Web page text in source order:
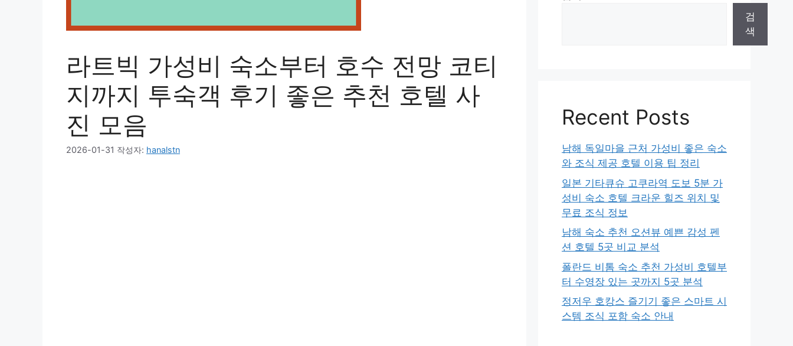
라트빅 가성비 숙소부터 호수 전망 코티
지까지 투숙객 후기 좋은 추천 호텔 사
진 모음
2026-01-31 작성자: hanalstn
검
색
Recent Posts
남해 독일마을 근처 가성비 좋은 숙소
와 조식 제공 호텔 이용 팁 정리
일본 기타큐슈 고쿠라역 도보 5분 가
성비 숙소 호텔 크라운 힐즈 위치 및
무료 조식 정보
남해 숙소 추천 오션뷰 예쁜 감성 펜
션 호텔 5곳 비교 분석
폴란드 비톰 숙소 추천 가성비 호텔부
터 수영장 있는 곳까지 5곳 분석
정저우 호캉스 즐기기 좋은 스마트 시
스템 조식 포함 숙소 안내